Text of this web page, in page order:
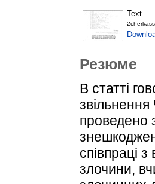
Text
Резюме
В статті
звільнення
проведено
співпраці
злочини,